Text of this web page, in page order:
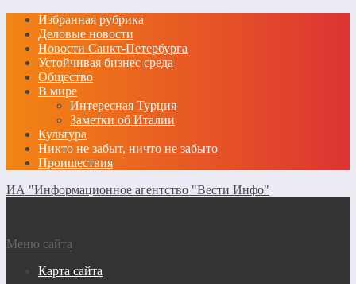
Избранная рубрика
Деловые новости
Новости Санкт-Петербурга
Устойчивая бизнес среда
Общество
В мире
Интересная Турция
Заметки об Италии
Культура
Никто не забыт, ничто не забыто
Проишествия
ИА "Информационное агентство "Вести Инфо"
Меню сайта
Карта сайта